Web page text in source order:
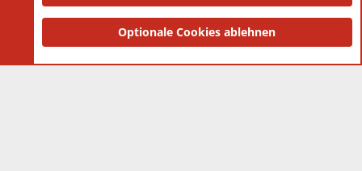
Community platform by XenForo® © 2010-2025 XenForo Ltd.
and add-ons by ThemeHouse
Optionale Cookies ablehnen